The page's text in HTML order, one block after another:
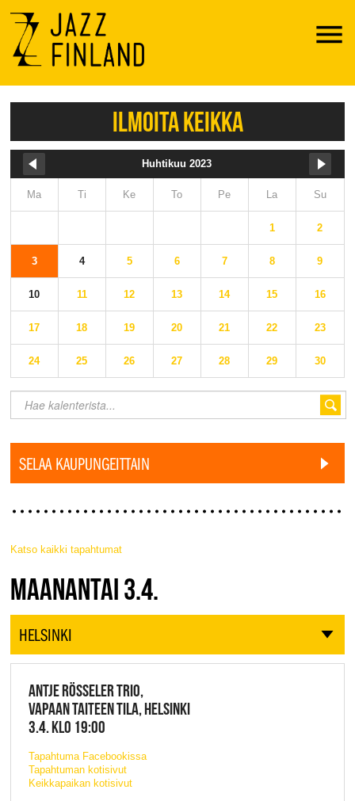
Menu
ILMOITA KEIKKA
Huhtikuu 2023
Ma Ti Ke To Pe La Su
1 2
3 4 5 6 7 8 9
10 11 12 13 14 15 16
17 18 19 20 21 22 23
24 25 26 27 28 29 30
SELAA KAUPUNGEITTAIN
Katso kaikki tapahtumat
JAZZ FINLAND LIVE
MAANANTAI 3.4.
HELSINKI
ANTJE RÖSSELER TRIO,
VAPAAN TAITEEN TILA, HELSINKI
3.4. KLO 19:00
Tapahtuma Facebookissa
Tapahtuman kotisivut
Keikkapaikan kotisivut